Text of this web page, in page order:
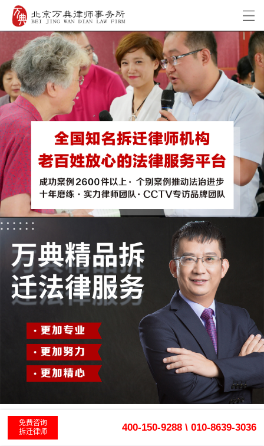
免费咨询
拆迁律师
400-150-9288 \ 010-8639-3036